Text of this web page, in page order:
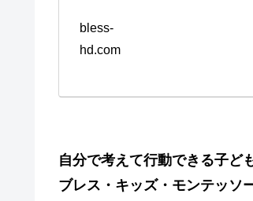
bless-
hd.com
自分で考えて行動できる子ど
ブレス・キッズ・モンテッソ